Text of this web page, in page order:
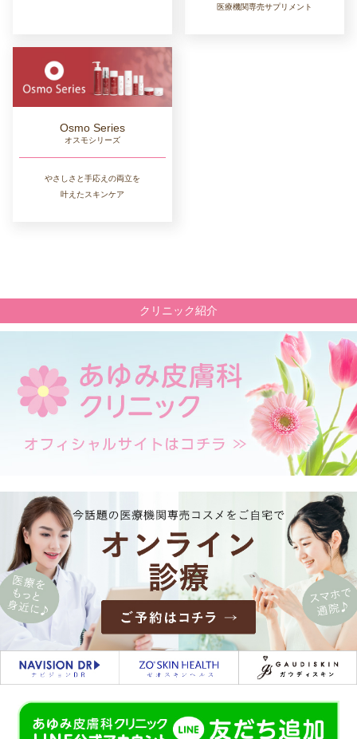
医療機関専売サプリメント
Osmo Series
オスモシリーズ
やさしさと手応えの両立を
叶えたスキンケア
クリニック紹介